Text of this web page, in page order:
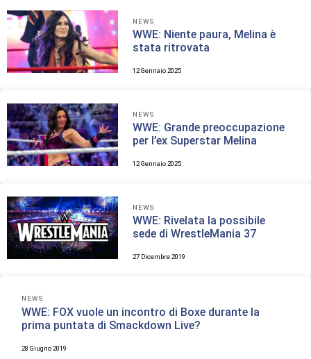
NEWS
WWE: Niente paura, Melina è
stata ritrovata
12 Gennaio 2025
NEWS
WWE: Grande preoccupazione
per l’ex Superstar Melina
12 Gennaio 2025
NEWS
WWE: Rivelata la possibile
sede di WrestleMania 37
27 Dicembre 2019
NEWS
WWE: FOX vuole un incontro di Boxe durante la
prima puntata di Smackdown Live?
28 Giugno 2019